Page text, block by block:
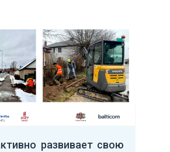
развивает свою